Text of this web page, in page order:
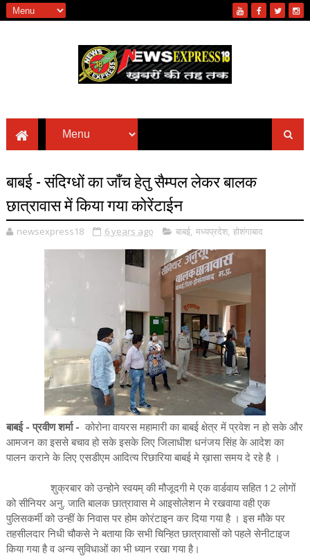
बाबई - संदिग्धों का जाँच हेतु सैम्पल लेकर बालक
छात्रावास में किया गया कोरेंटाईन
newsexpress18 6 years ago बाबई, मध्यप्रदेश, होशंगाबाद
बाबई - प्रवीण शर्मा - कोरोना वायरस महामारी का बाबई क्षेत्र में प्रवेश न हो सके और
आमजन का इससे बचाव हो सके इसके लिए जिलाधीश धनंजय सिंह के आदेश का
पालन कराने के लिए एसडीएम आदित्य रिछारिया बाबई मे ख़ासा समय दे रहे है ।
शुक्रबार को उन्होने स्वयम् की मौजूदगी मे एक वार्डवाय सहित 12 लोगों
को सीनियर अनु. जाति बालक छात्रावास मे आइसोलेशन मे रखवाया वही एक
पुलिसकर्मी को उन्हीं के निवास पर होम कोरंटाइन कर दिया गया है । इस मौके पर
तहसीलदार निधी चौकसे ने बताया कि सभी चिन्हित छात्रावासों को पहले सेनीटाइज
किया गया है व अन्य सुविधाओं का भी ध्यान रखा गया है।